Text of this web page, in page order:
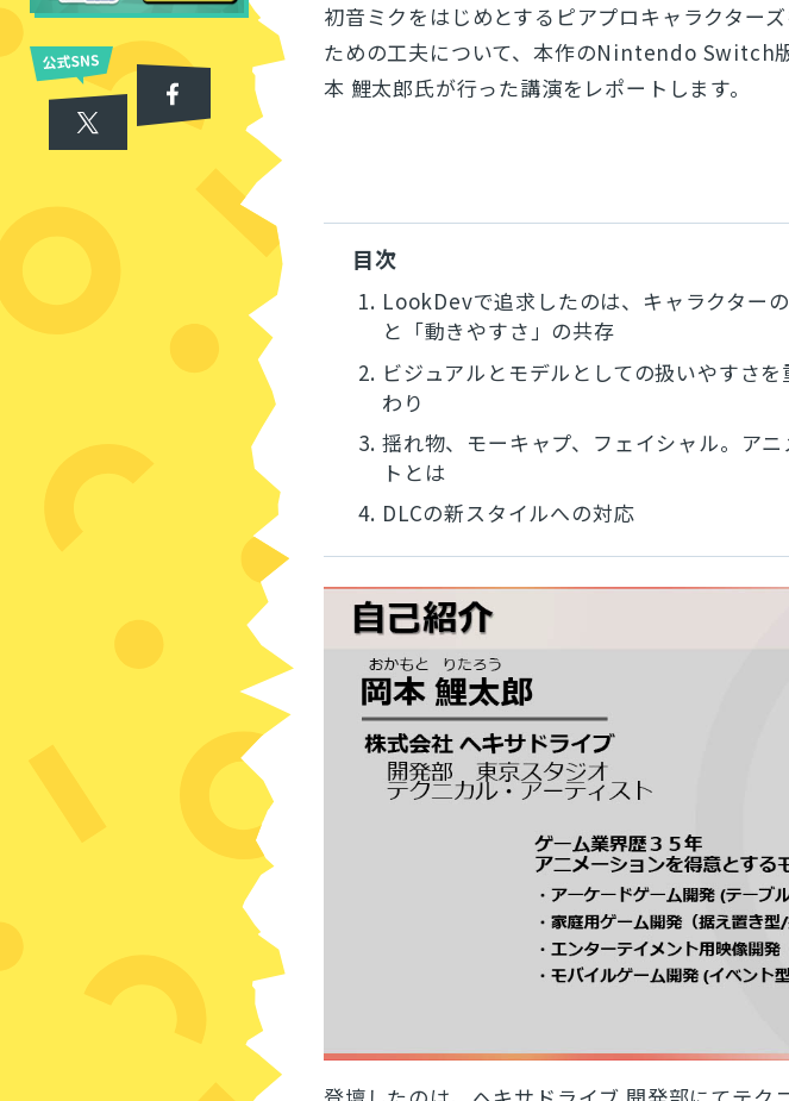
初音ミクをはじめとするピアプロキャラクター
ための工夫について、本作のNintendo Switch
本 鯉太郎氏が行った講演をレポートします。
目次
1. LookDevで追求したのは、キャラクター
と「動きやすさ」の共存
2. ビジュアルとモデルとしての扱いやすさ
わり
3. 揺れ物、モーキャプ、フェイシャル。ア
トとは
4. DLCの新スタイルへの対応